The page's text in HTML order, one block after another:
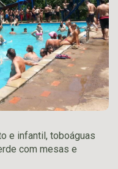
e infantil, toboáguas
com mesas e